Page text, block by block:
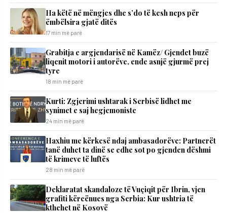
Ha këtë në mëngjes dhe s’do të kesh neps për
ëmbëlsira gjatë ditës
17 min më parë
Grabitja e argjendarisë në Kamëz/ Gjendet buzë
liqenit motori i autorëve, ende asnjë gjurmë prej
tyre
18 min më parë
Kurti: Zgjerimi ushtarak i Serbisë lidhet me
synimet e saj hegjemoniste
24 min më parë
​Haxhiu me kërkesë ndaj ambasadorëve: Partnerët
tanë duhet ta dinë se edhe sot po gjenden dëshmi
të krimeve të luftës
28 min më parë
Deklaratat skandaloze të Vuçiqit për Ibrin, vjen
grafiti kërcënues nga Serbia: Kur ushtria të
kthehet në Kosovë